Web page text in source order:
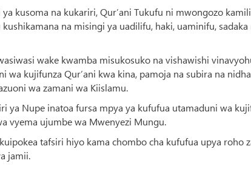
kusoma na kukariri, Qur’ani Tukufu ni mwongozo
na misingi ya uadilifu, haki, uaminifu,
wake kwamba misukosuko na vishawishi
wa kujifunza Qur’ani kwa kina, pamoja na subira na
wa zamani wa Kiislamu.
ya Nupe inatoa fursa mpya ya kufufua utamaduni wa
vyema ujumbe wa Mwenyezi Mungu.
tafsiri hiyo kama chombo cha kufufua upya roho
jamii.